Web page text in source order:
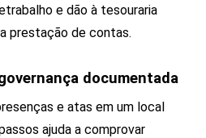
e dão à tesouraria
prestação de contas.
documentada
e atas em um local
ajuda a comprovar